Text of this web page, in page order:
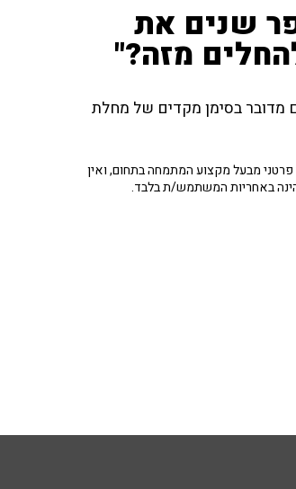
שנים את
מזה?"
האם מדובר בסימן מקדים של מחלת
מבעל מקצוע המתמחה בתחום, ואין
באחריות המשתמש/ת בלבד.